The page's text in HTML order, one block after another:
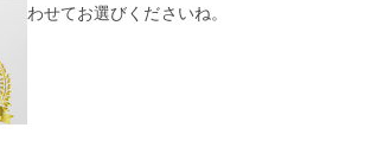
わせてお選びくださいね。